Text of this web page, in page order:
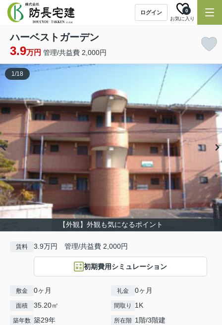
ログイン
お気に入り
0
ハーベストガーデン
3.9万円 管理/共益費 2,000円
【外観】外観も気になるポイント
1/18
賃料 3.9万円 管理/共益費 2,000円
初期費用シミュレーション
敷金 0ヶ月 礼金 0ヶ月
面積 35.20㎡ 間取り 1K
築年数 築29年 所在階 1階/3階建